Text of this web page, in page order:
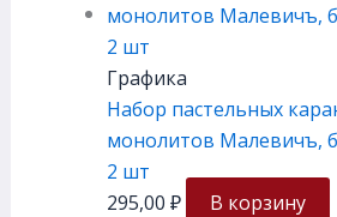
Графика
Набор пастельных
монолитов Малевичъ,
2 шт
295,00 ₽ В корзину